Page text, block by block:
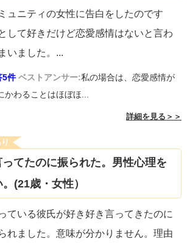
ュニティの女性に告白をしたのです
して好きだけど恋愛感情はないと言わ
いました。 ...
5件 ベストアンサー:私の場合は、恋愛感情が
かわることはほぼほ...
詳細を見る＞＞
てたのに振られた。男性心理を
(21歳・女性）
ている彼氏が好き好き言ってきたのに
れました。意味が分かりません。理由